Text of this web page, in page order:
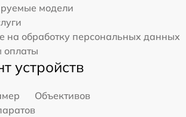
модели
на обработку персональных данных
оплаты
устройств
Объективов